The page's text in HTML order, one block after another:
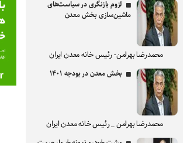
لزوم بازنگری در سیاست‌های
ماشین‌سازی بخش معدن
محمدرضا بهرامن- رئیس خانه معدن ایران
بخش معدن در بودجه ۱۴۰۱
محمدرضا بهرامن _ رئیس خانه معدن ایران